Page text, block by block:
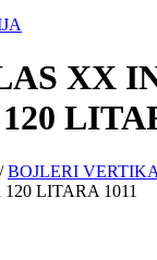
XX
/BOJLERI
LITARA 1011